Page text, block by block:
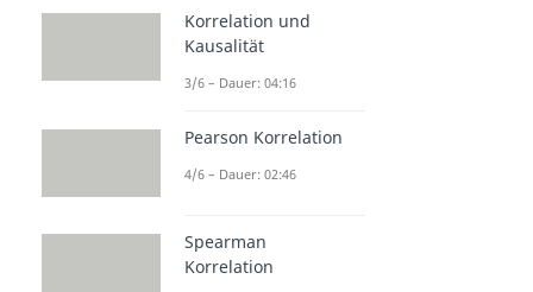
Korrelation und
Kausalität
3/6 – Dauer: 04:16
Pearson Korrelation
4/6 – Dauer: 02:46
Spearman
Korrelation